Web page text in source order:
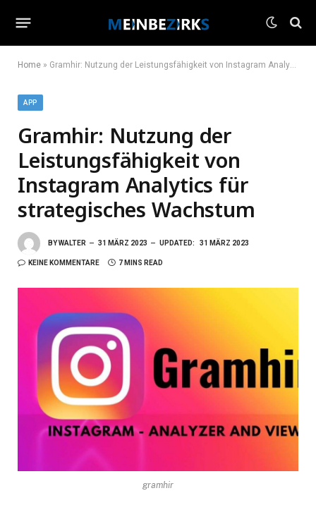
Home » Gramhir: Nutzung der Leistungsfähigkeit von Instagram Analytics für strategisches Wachstum
APP
Gramhir: Nutzung der
Leistungsfähigkeit von
Instagram Analytics für
strategisches Wachstum
BYWALTER 31 MÄRZ 2023 UPDATED: 31 MÄRZ 2023
KEINE KOMMENTARE 7 MINS READ
gramhir